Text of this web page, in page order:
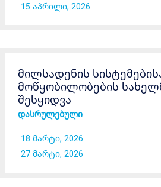
15 აპრილი, 2026
მილსადენის
მოწყობილობების
შესყიდვა
დასრულებული
18 მარტი, 2026
27 მარტი, 2026